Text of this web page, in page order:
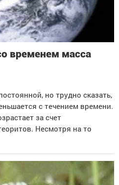
временем масса
но трудно сказать,
с течением времени.
за счет
Несмотря на то